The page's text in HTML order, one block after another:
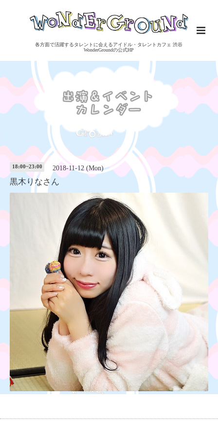
各方面で活躍するタレントに会えるアイドル・タレントカフェ 渋谷
WonderGroundの公式HP
18:00~23:00 2018-11-12 (Mon)
黒木りなさん